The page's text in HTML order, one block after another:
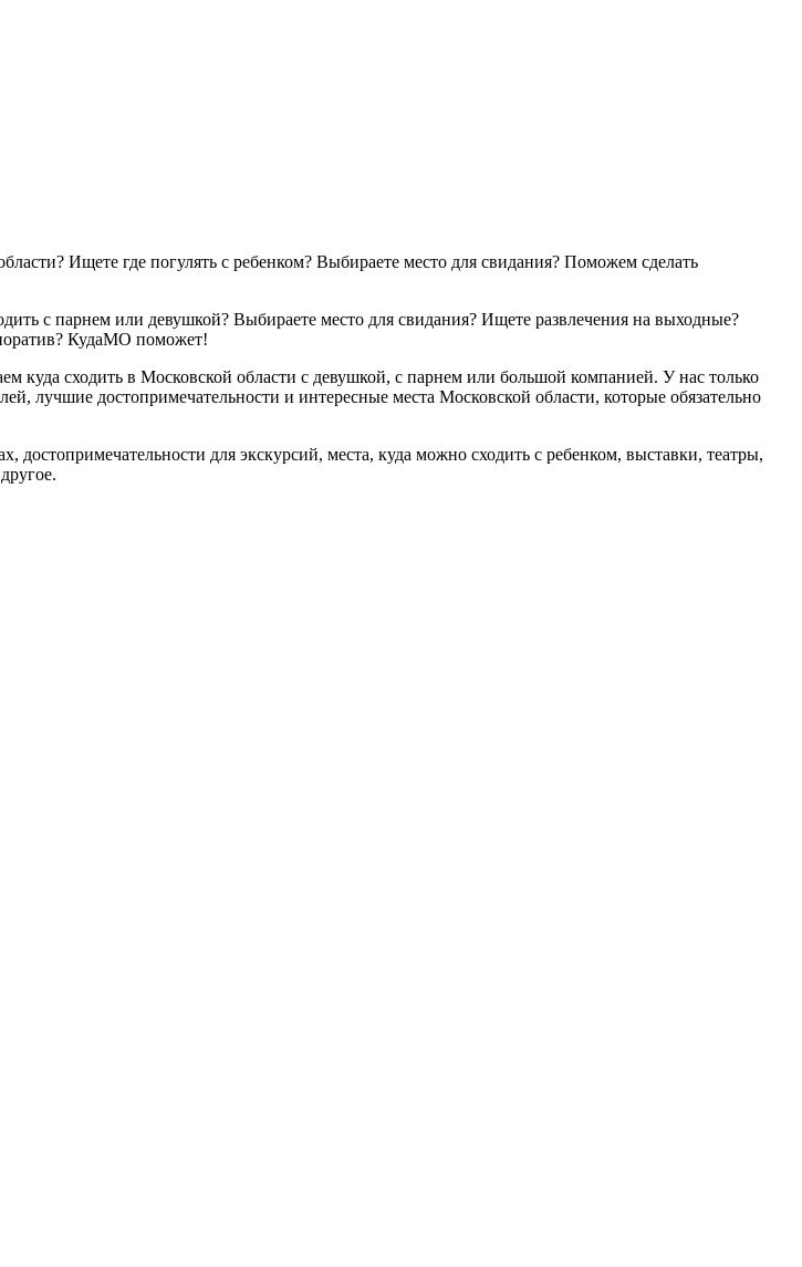
Ищете где погулять с ребенком? Выбираете место для свидания? Поможем сделать
с парнем или девушкой? Выбираете место для свидания? Ищете развлечения на выходные?
КудаМО поможет!
сходить в Московской области с девушкой, с парнем или большой компанией. У нас только
лучшие достопримечательности и интересные места Московской области, которые обязательно
для экскурсий, места, куда можно сходить с ребенком, выставки, театры,